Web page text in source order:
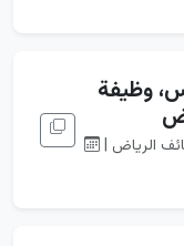
وظيفة
الرياض |